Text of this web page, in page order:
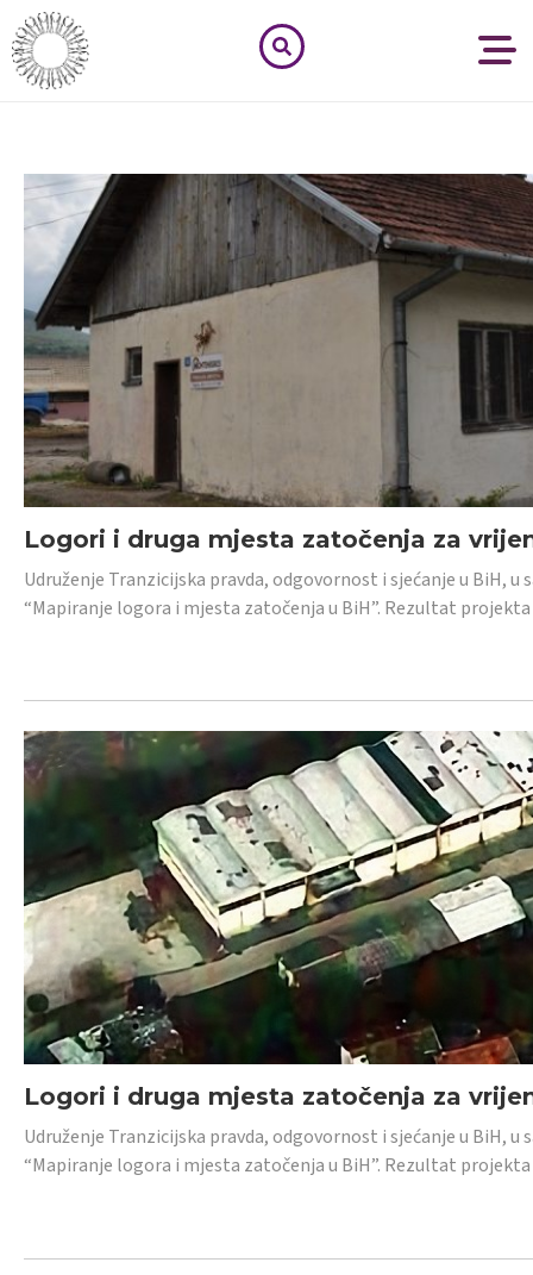
Logori i druga mjesta zatočenja za
Udruženje Tranzicijska pravda, odgovornost i sjećanje u BiH,
“Mapiranje logora i mjesta zatočenja u BiH”. Rezultat
Logori i druga mjesta zatočenja za
Udruženje Tranzicijska pravda, odgovornost i sjećanje u BiH,
“Mapiranje logora i mjesta zatočenja u BiH”. Rezultat